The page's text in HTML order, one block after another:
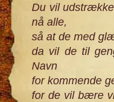
Du vil
nå alle,
så at de med
da vil de til
Navn
for kommende
for de vil bære